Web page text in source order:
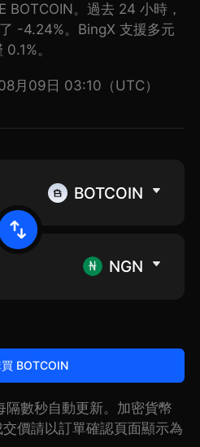
BOTCOIN。過去 24 小時，
-4.24%。BingX 支援多元
。
月09日 03:10（UTC）
BOTCOIN
NGN
BOTCOIN
數秒自動更新。加密貨幣
價請以訂單確認頁面顯示為